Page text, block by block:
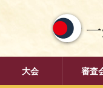
大会 審査